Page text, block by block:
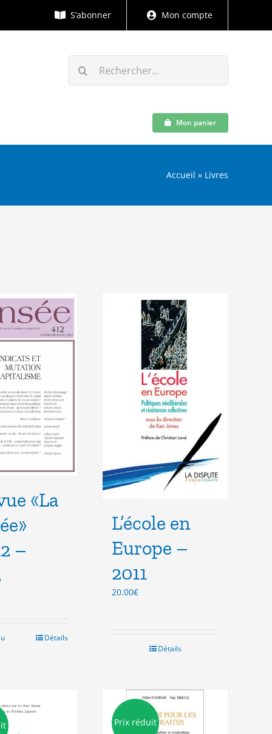
S’abonner Mon compte
Rechercher:
Mon panier
Accueil » Livres
«La
–
Détails
L’école en
Europe –
2011
20.00€
Détails
Prix réduit